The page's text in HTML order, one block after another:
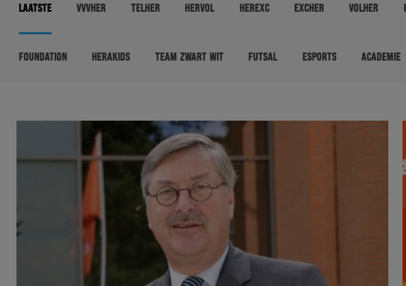
LAATSTE VVVHER TELHER HERVOL HEREXC EXCHER VOLHER
FOUNDATION HERAKIDS TEAM ZWART WIT FUTSAL ESPORTS ACADEMIE